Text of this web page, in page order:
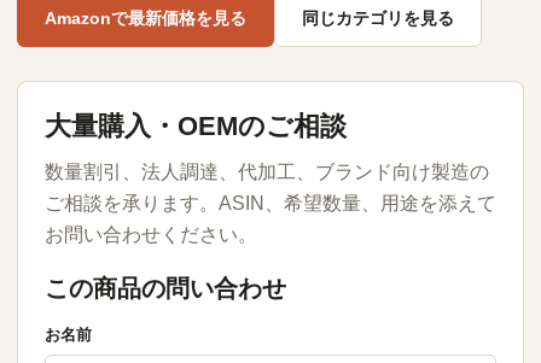
Amazonで最新価格を見る 同じカテゴリを見る
大量購入・OEMのご相談
数量割引、法人調達、代加工、ブランド向け製造の
ご相談を承ります。ASIN、希望数量、用途を添えて
お問い合わせください。
この商品の問い合わせ
お名前